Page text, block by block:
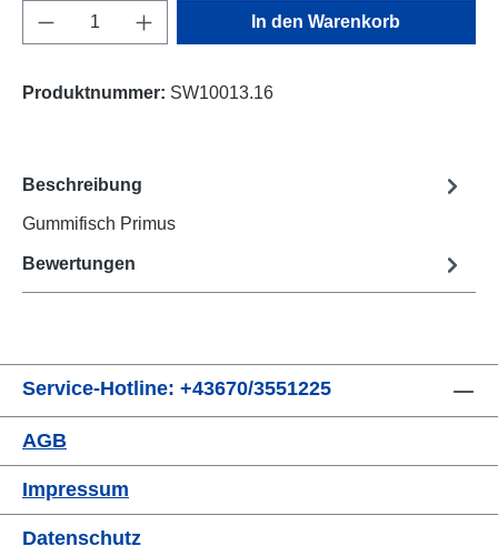
Produkt Anzahl: Gib den gewünschten
In den Warenkorb
Produktnummer: SW10013.16
Beschreibung
Gummifisch Primus
Bewertungen
Service-Hotline: +43670/3551225
AGB
Impressum
Datenschutz